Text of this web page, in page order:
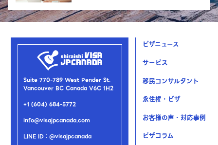
Suite 770-789 West Pender St.
Vancouver BC Canada V6C 1H2
+1 (604) 684-5772
info@visajpcanada.com
LINE ID：@visajpcanada
ビザニュース
サービス
移民コンサルタント
永住権・ビザ
お客様の声・対応事例
ビザコラム